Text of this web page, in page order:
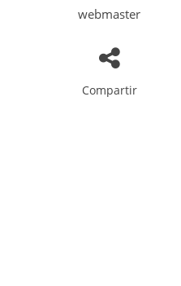
webmaster
Compartir